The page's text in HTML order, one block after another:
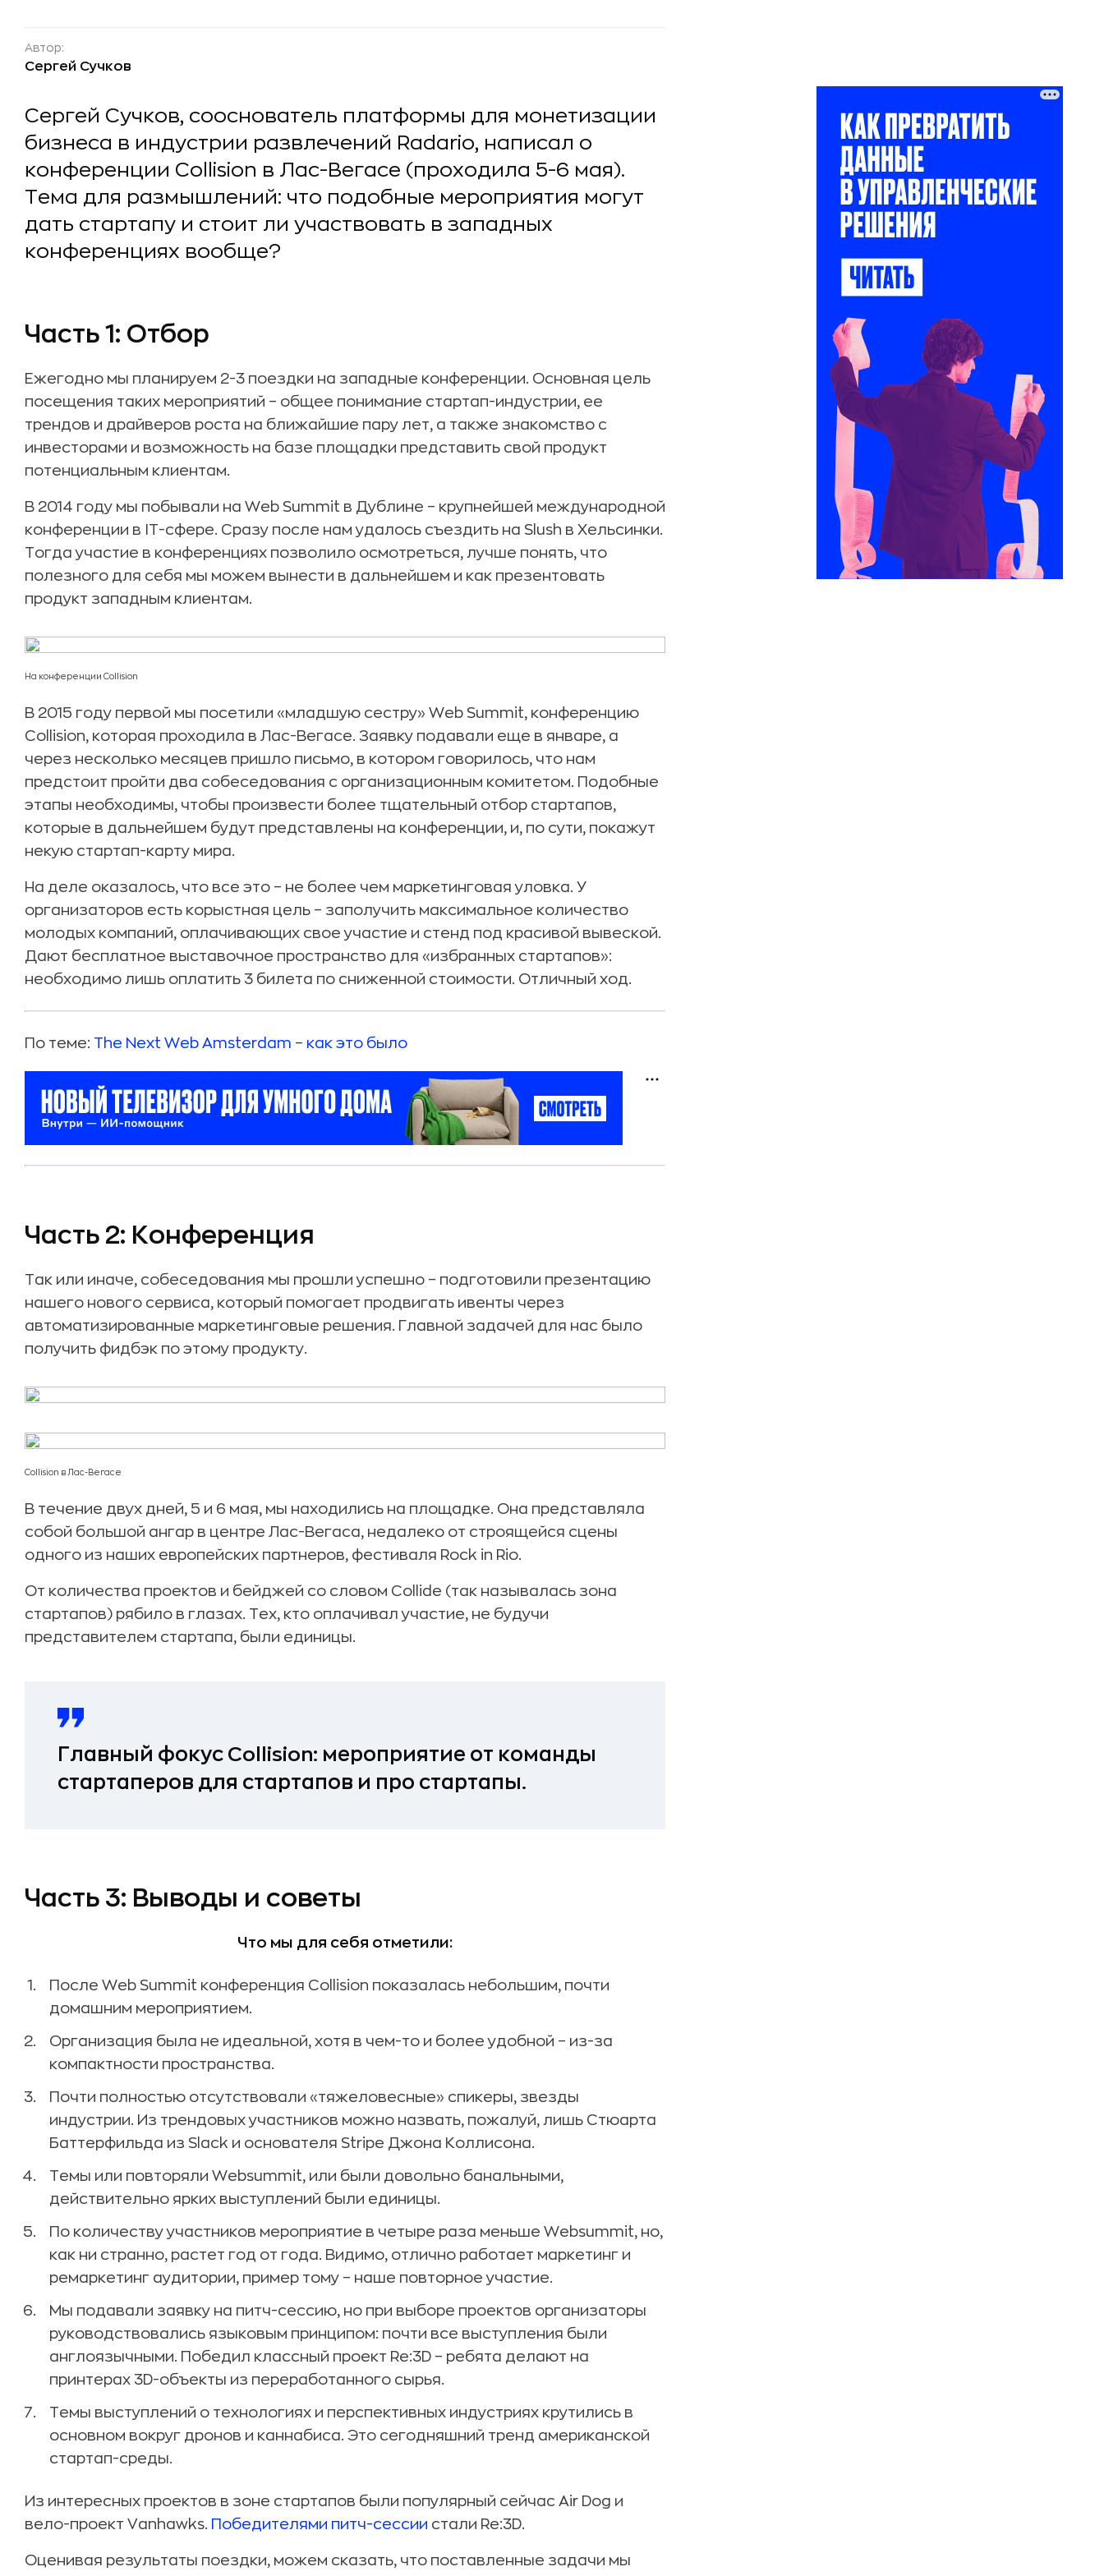
Автор:
Сергей Сучков
Сергей Сучков, сооснователь платформы для монетизации
бизнеса в индустрии развлечений Radario, написал о
конференции Collision в Лас-Вегасе (проходила 5-6 мая).
Тема для размышлений: что подобные мероприятия могут
дать стартапу и стоит ли участвовать в западных
конференциях вообще?
Часть 1: Отбор
Ежегодно мы планируем 2-3 поездки на западные конференции. Основная цель
посещения таких мероприятий – общее понимание стартап-индустрии, ее
трендов и драйверов роста на ближайшие пару лет, а также знакомство с
инвесторами и возможность на базе площадки представить свой продукт
потенциальным клиентам.
В 2014 году мы побывали на Web Summit в Дублине – крупнейшей международной
конференции в IT-сфере. Сразу после нам удалось съездить на Slush в Хельсинки.
Тогда участие в конференциях позволило осмотреться, лучше понять, что
полезного для себя мы можем вынести в дальнейшем и как презентовать
продукт западным клиентам.
На конференции Collision
В 2015 году первой мы посетили «младшую сестру» Web Summit, конференцию
Collision, которая проходила в Лас-Вегасе. Заявку подавали еще в январе, а
через несколько месяцев пришло письмо, в котором говорилось, что нам
предстоит пройти два собеседования с организационным комитетом. Подобные
этапы необходимы, чтобы произвести более тщательный отбор стартапов,
которые в дальнейшем будут представлены на конференции, и, по сути, покажут
некую стартап-карту мира.
На деле оказалось, что все это – не более чем маркетинговая уловка. У
организаторов есть корыстная цель – заполучить максимальное количество
молодых компаний, оплачивающих свое участие и стенд под красивой вывеской.
Дают бесплатное выставочное пространство для «избранных стартапов»:
необходимо лишь оплатить 3 билета по сниженной стоимости. Отличный ход.
По теме: The Next Web Amsterdam – как это было
Часть 2: Конференция
Так или иначе, собеседования мы прошли успешно – подготовили презентацию
нашего нового сервиса, который помогает продвигать ивенты через
автоматизированные маркетинговые решения. Главной задачей для нас было
получить фидбэк по этому продукту.
Collision в Лас-Вегасе
В течение двух дней, 5 и 6 мая, мы находились на площадке. Она представляла
собой большой ангар в центре Лас-Вегаса, недалеко от строящейся сцены
одного из наших европейских партнеров, фестиваля Rock in Rio.
От количества проектов и бейджей со словом Collide (так называлась зона
стартапов) рябило в глазах. Тех, кто оплачивал участие, не будучи
представителем стартапа, были единицы.
Главный фокус Collision: мероприятие от команды
стартаперов для стартапов и про стартапы.
Часть 3: Выводы и советы
Что мы для себя отметили:
После Web Summit конференция Collision показалась небольшим, почти
домашним мероприятием.
Организация была не идеальной, хотя в чем-то и более удобной – из-за
компактности пространства.
Почти полностью отсутствовали «тяжеловесные» спикеры, звезды
индустрии. Из трендовых участников можно назвать, пожалуй, лишь Стюарта
Баттерфильда из Slack и основателя Stripe Джона Коллисона.
Темы или повторяли Websummit, или были довольно банальными,
действительно ярких выступлений были единицы.
По количеству участников мероприятие в четыре раза меньше Websummit, но,
как ни странно, растет год от года. Видимо, отлично работает маркетинг и
ремаркетинг аудитории, пример тому – наше повторное участие.
Мы подавали заявку на питч-сессию, но при выборе проектов организаторы
руководствовались языковым принципом: почти все выступления были
англоязычными. Победил классный проект Re:3D – ребята делают на
принтерах 3D-объекты из переработанного сырья.
Темы выступлений о технологиях и перспективных индустриях крутились в
основном вокруг дронов и каннабиса. Это сегодняшний тренд американской
стартап-среды.
Из интересных проектов в зоне стартапов были популярный сейчас Air Dog и
вело-проект Vanhawks. Победителями питч-сессии стали Re:3D.
Оценивая результаты поездки, можем сказать, что поставленные задачи мы